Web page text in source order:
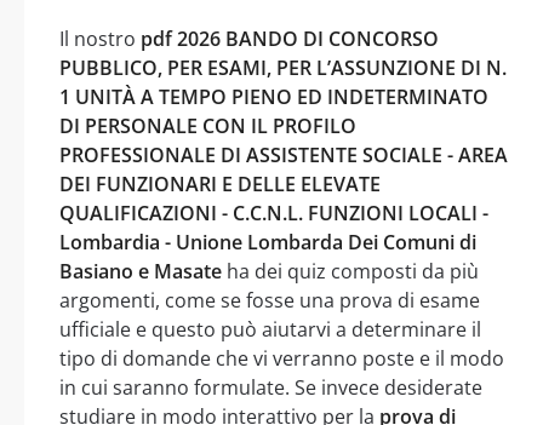
Il nostro pdf 2026 BANDO DI CONCORSO
PUBBLICO, PER ESAMI, PER L’ASSUNZIONE DI N.
1 UNITÀ A TEMPO PIENO ED INDETERMINATO
DI PERSONALE CON IL PROFILO
PROFESSIONALE DI ASSISTENTE SOCIALE - AREA
DEI FUNZIONARI E DELLE ELEVATE
QUALIFICAZIONI - C.C.N.L. FUNZIONI LOCALI -
Lombardia - Unione Lombarda Dei Comuni di
Basiano e Masate ha dei quiz composti da più
argomenti, come se fosse una prova di esame
ufficiale e questo può aiutarvi a determinare il
tipo di domande che vi verranno poste e il modo
in cui saranno formulate. Se invece desiderate
studiare in modo interattivo per la prova di